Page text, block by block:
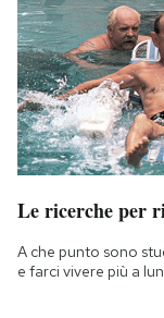
Le ricerche per
A che punto sono
e farci vivere più a